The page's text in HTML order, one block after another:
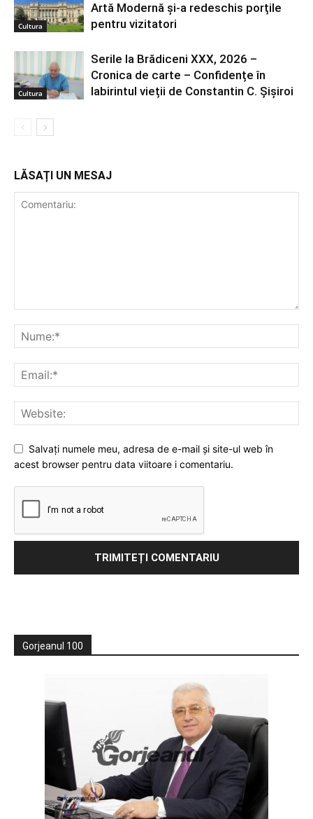
Cultura
Artă Modernă și-a redeschis porțile
pentru vizitatori
Cultura
Serile la Brădiceni XXX, 2026 –
Cronica de carte – Confidențe în
labirintul vieții de Constantin C. Șișiroi
LĂSAȚI UN MESAJ
Salvați numele meu, adresa de e-mail și site-ul web în
acest browser pentru data viitoare i comentariu.
Gorjeanul 100